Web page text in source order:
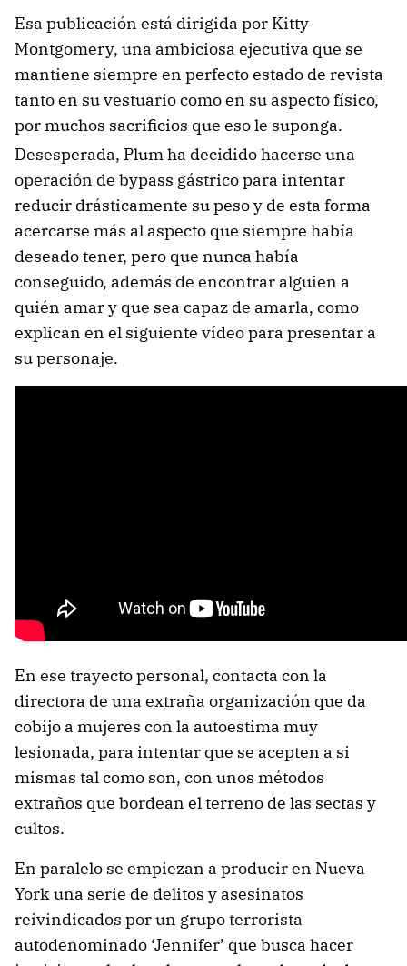
Esa publicación está dirigida por Kitty
Montgomery, una ambiciosa ejecutiva que se
mantiene siempre en perfecto estado de revista
tanto en su vestuario como en su aspecto físico,
por muchos sacrificios que eso le suponga.
Desesperada, Plum ha decidido hacerse una
operación de bypass gástrico para intentar
reducir drásticamente su peso y de esta forma
acercarse más al aspecto que siempre había
deseado tener, pero que nunca había
conseguido, además de encontrar alguien a
quién amar y que sea capaz de amarla, como
explican en el siguiente vídeo para presentar a
su personaje.
En ese trayecto personal, contacta con la
directora de una extraña organización que da
cobijo a mujeres con la autoestima muy
lesionada, para intentar que se acepten a si
mismas tal como son, con unos métodos
extraños que bordean el terreno de las sectas y
cultos.
En paralelo se empiezan a producir en Nueva
York una serie de delitos y asesinatos
reivindicados por un grupo terrorista
autodenominado ‘Jennifer’ que busca hacer